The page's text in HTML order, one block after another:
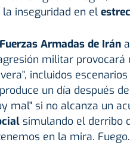
inseguridad en el
Fuerzas Armadas de Irán
militar provocará
incluidos
un día después
mal" si no alcanza un
simulando el derribo
en la mira.